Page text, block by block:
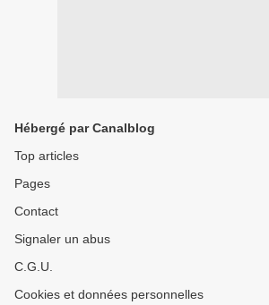
Hébergé par Canalblog
Top articles
Pages
Contact
Signaler un abus
C.G.U.
Cookies et données personnelles